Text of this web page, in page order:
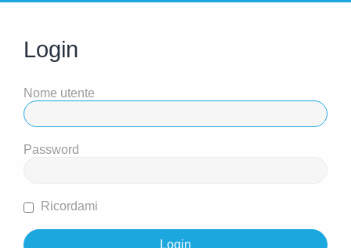
Login
Nome utente
Password
Ricordami